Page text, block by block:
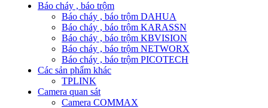
Báo cháy , báo trộm
Báo cháy , báo trộm DAHUA
Báo cháy , báo trộm KARASSN
Báo cháy , báo trộm KBVISION
Báo cháy , báo trộm NETWORX
Báo cháy , báo trộm PICOTECH
Các sản phẩm khác
TPLINK
Camera quan sát
Camera COMMAX